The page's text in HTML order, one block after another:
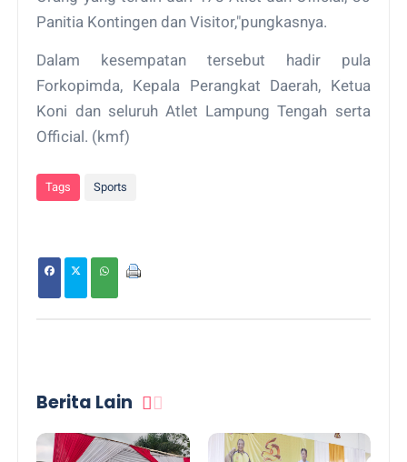
Panitia Kontingen dan Visitor,"pungkasnya.
Dalam kesempatan tersebut hadir pula
Forkopimda, Kepala Perangkat Daerah, Ketua
Koni dan seluruh Atlet Lampung Tengah serta
Official. (kmf)
Tags Sports
Berita Lain